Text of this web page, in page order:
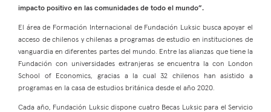
impacto positivo en las comunidades de todo el mundo”.
El área de Formación Internacional de Fundación Luksic busca apoyar el
acceso de chilenos y chilenas a programas de estudio en instituciones de
vanguardia en diferentes partes del mundo. Entre las alianzas que tiene la
Fundación con universidades extranjeras se encuentra la con London
School of Economics, gracias a la cual 32 chilenos han asistido a
programas en la casa de estudios británica desde el año 2020.
Cada año, Fundación Luksic dispone cuatro Becas Luksic para el Servicio